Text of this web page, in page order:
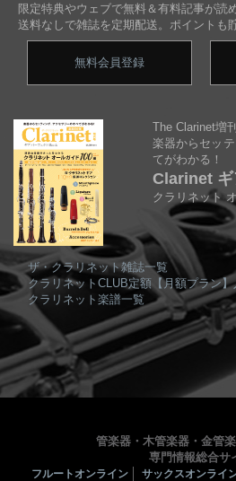
限定特典やウェブで無料＆有料記事が読
送料なしで雑誌を定期配送。ポイントも
無料会員登録
The Clarinet増
楽器からセッ
てがわかる！
Clarinet
クラリネット
ザ・クラリネット雑誌一覧
クラリネットCLUB定額【月額プラン】
クラリネット楽譜一覧
管楽器・木管楽器・金管
専門情報総合サ
フルートオンライン サックスオンライ